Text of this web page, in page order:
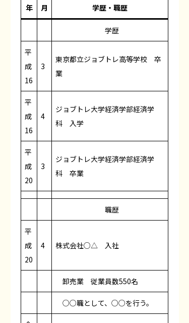
年 月 学歴・職歴
学歴
平
成
16
3
東京都立ジョブトレ高等学校 卒
業
平
成
16
4
ジョブトレ大学経済学部経済学
科 入学
平
成
20
3
ジョブトレ大学経済学部経済学
科 卒業
職歴
平
成
20
4 株式会社○△ 入社
卸売業 従業員数550名
○○職として、○○を行う。